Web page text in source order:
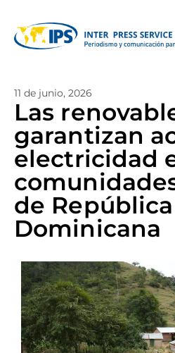
11 de junio, 2026
Las
garantizan
electricidad
de República
Dominicana